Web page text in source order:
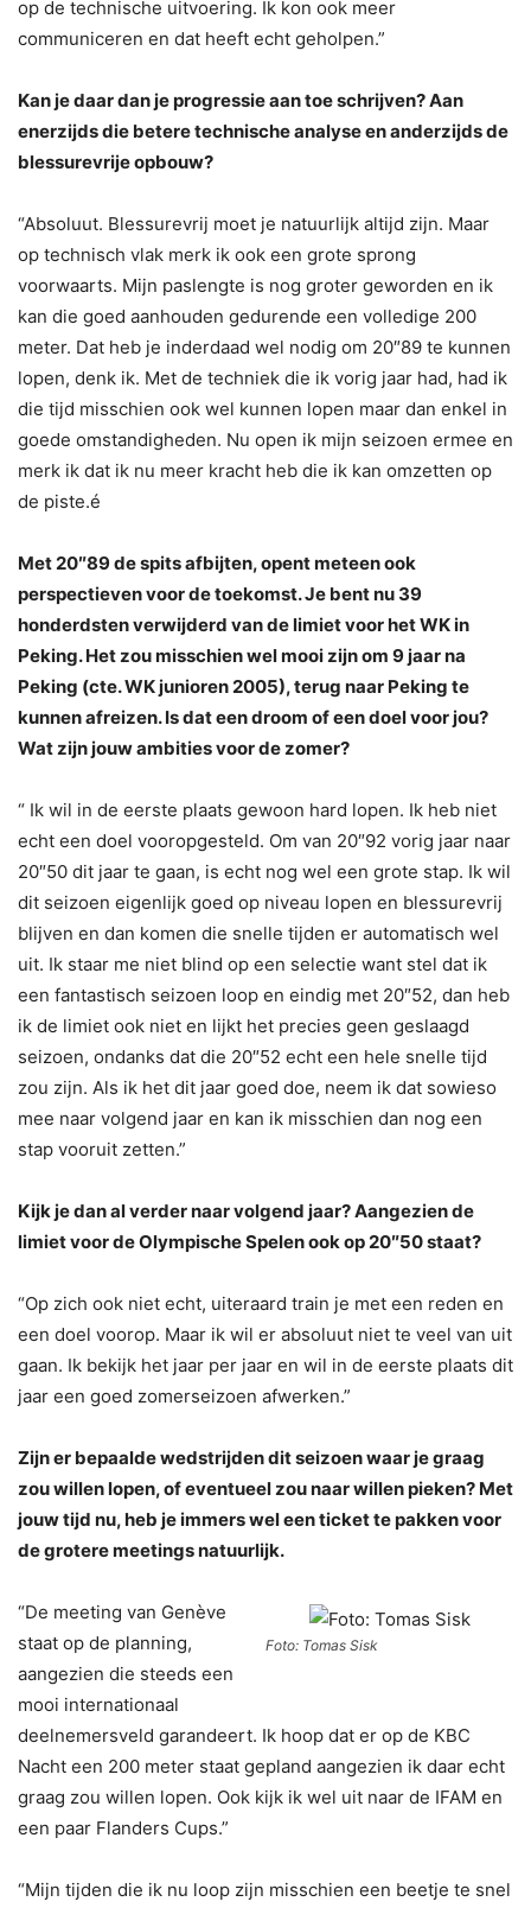
op de technische uitvoering. Ik kon ook meer
communiceren en dat heeft echt geholpen.”
Kan je daar dan je progressie aan toe schrijven? Aan
enerzijds die betere technische analyse en anderzijds de
blessurevrije opbouw?
“Absoluut. Blessurevrij moet je natuurlijk altijd zijn. Maar
op technisch vlak merk ik ook een grote sprong
voorwaarts. Mijn paslengte is nog groter geworden en ik
kan die goed aanhouden gedurende een volledige 200
meter. Dat heb je inderdaad wel nodig om 20″89 te kunnen
lopen, denk ik. Met de techniek die ik vorig jaar had, had ik
die tijd misschien ook wel kunnen lopen maar dan enkel in
goede omstandigheden. Nu open ik mijn seizoen ermee en
merk ik dat ik nu meer kracht heb die ik kan omzetten op
de piste.é
Met 20″89 de spits afbijten, opent meteen ook
perspectieven voor de toekomst. Je bent nu 39
honderdsten verwijderd van de limiet voor het WK in
Peking. Het zou misschien wel mooi zijn om 9 jaar na
Peking (cte. WK junioren 2005), terug naar Peking te
kunnen afreizen. Is dat een droom of een doel voor jou?
Wat zijn jouw ambities voor de zomer?
“ Ik wil in de eerste plaats gewoon hard lopen. Ik heb niet
echt een doel vooropgesteld. Om van 20″92 vorig jaar naar
20″50 dit jaar te gaan, is echt nog wel een grote stap. Ik wil
dit seizoen eigenlijk goed op niveau lopen en blessurevrij
blijven en dan komen die snelle tijden er automatisch wel
uit. Ik staar me niet blind op een selectie want stel dat ik
een fantastisch seizoen loop en eindig met 20″52, dan heb
ik de limiet ook niet en lijkt het precies geen geslaagd
seizoen, ondanks dat die 20″52 echt een hele snelle tijd
zou zijn. Als ik het dit jaar goed doe, neem ik dat sowieso
mee naar volgend jaar en kan ik misschien dan nog een
stap vooruit zetten.”
Kijk je dan al verder naar volgend jaar? Aangezien de
limiet voor de Olympische Spelen ook op 20″50 staat?
“Op zich ook niet echt, uiteraard train je met een reden en
een doel voorop. Maar ik wil er absoluut niet te veel van uit
gaan. Ik bekijk het jaar per jaar en wil in de eerste plaats dit
jaar een goed zomerseizoen afwerken.”
Zijn er bepaalde wedstrijden dit seizoen waar je graag
zou willen lopen, of eventueel zou naar willen pieken? Met
jouw tijd nu, heb je immers wel een ticket te pakken voor
de grotere meetings natuurlijk.
Foto: Tomas Sisk
“De meeting van Genève
staat op de planning,
aangezien die steeds een
mooi internationaal
deelnemersveld garandeert. Ik hoop dat er op de KBC
Nacht een 200 meter staat gepland aangezien ik daar echt
graag zou willen lopen. Ook kijk ik wel uit naar de IFAM en
een paar Flanders Cups.”
“Mijn tijden die ik nu loop zijn misschien een beetje te snel